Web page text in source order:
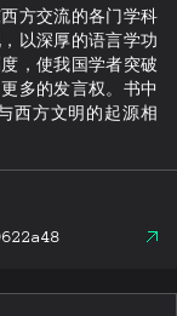
方交流的各门学科
以深厚的语言学功
，使我国学者突破
多的发言权。书中
西方文明的起源相